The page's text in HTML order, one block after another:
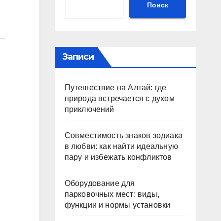
Поиск
Записи
Путешествие на Алтай: где
природа встречается с духом
приключений
Совместимость знаков зодиака
в любви: как найти идеальную
пару и избежать конфликтов
Оборудование для
парковочных мест: виды,
функции и нормы установки